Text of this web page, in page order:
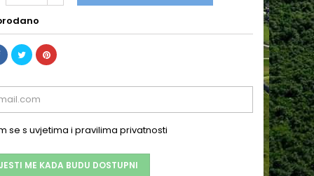
se s uvjetima i pravilima privatnosti
ME KADA BUDU DOSTUPNI